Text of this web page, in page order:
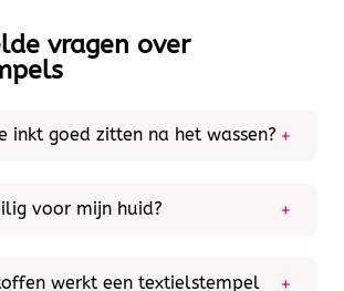
vragen over
inkt goed zitten na het wassen?
de hitte hecht de inkt goed aan
de tekst ook na vaak wassen goed
voor mijn huid?
en sportkleding.
werkt een textielstempel